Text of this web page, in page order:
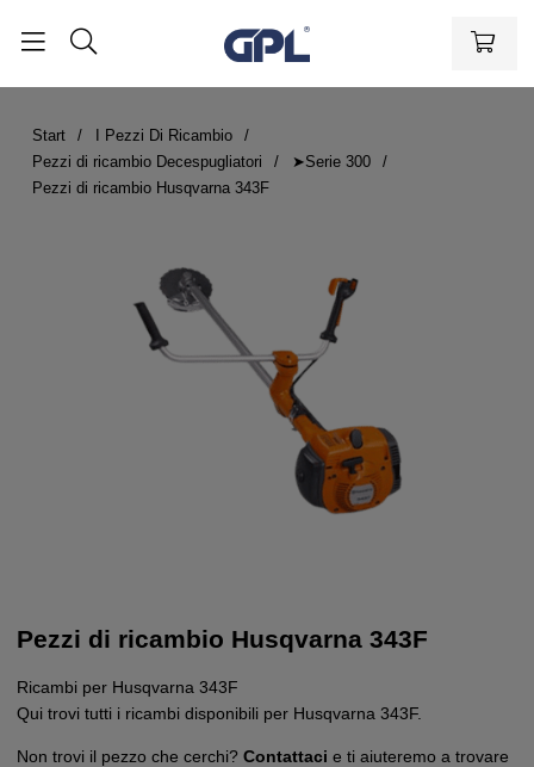
Start
I Pezzi Di Ricambio
Pezzi di ricambio Decespugliatori
➤Serie 300
Pezzi di ricambio Husqvarna 343F
Pezzi di ricambio Husqvarna 343F
Ricambi per Husqvarna 343F
Qui trovi tutti i ricambi disponibili per Husqvarna 343F.
Non trovi il pezzo che cerchi? Contattaci e ti aiuteremo a trovare